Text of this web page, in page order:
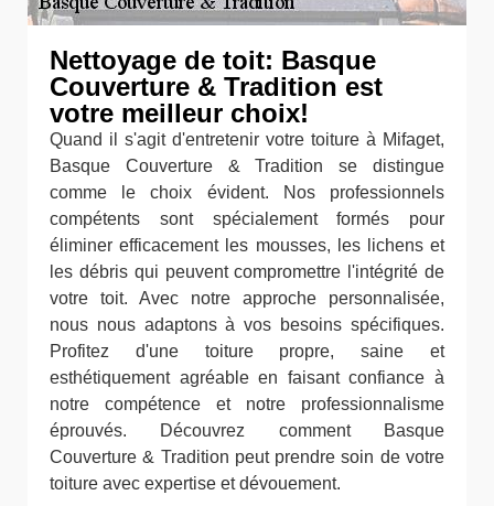
Nettoyage de toit: Basque
Couverture & Tradition est
votre meilleur choix!
Quand il s'agit d'entretenir votre toiture à Mifaget,
Basque Couverture & Tradition se distingue
comme le choix évident. Nos professionnels
compétents sont spécialement formés pour
éliminer efficacement les mousses, les lichens et
les débris qui peuvent compromettre l'intégrité de
votre toit. Avec notre approche personnalisée,
nous nous adaptons à vos besoins spécifiques.
Profitez d'une toiture propre, saine et
esthétiquement agréable en faisant confiance à
notre compétence et notre professionnalisme
éprouvés. Découvrez comment Basque
Couverture & Tradition peut prendre soin de votre
toiture avec expertise et dévouement.